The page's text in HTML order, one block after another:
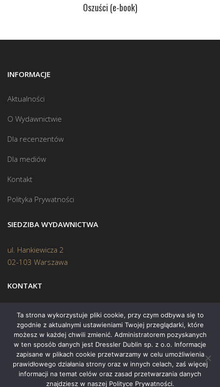
Oszuści (e-book)
INFORMACJE
Aktualności
O Wydawnictwie
Dla recenzentów
Dla mediów
Kontakt
Polityka Prywatności
SIEDZIBA WYDAWNICTWA
ul. Hankiewicza 2
02-103 Warszawa
KONTAKT
Biuro: (22) 45 70 402
Mail:biuro@swiatksiazki.pl
Ta strona wykorzystuje pliki cookie, przy czym odbywa się to
zgodnie z aktualnymi ustawieniami Twojej przeglądarki, które
możesz w każdej chwili zmienić. Administratorem pozyskanych
w ten sposób danych jest Dressler Dublin sp. z o.o. Informacje
zapisane w plikach cookie przetwarzamy w celu umożliwienia
prawidłowego działania strony oraz w innych celach, zaś więcej
informacji na temat celów oraz zasad przetwarzania danych
znajdziesz w naszej Polityce Prywatności.